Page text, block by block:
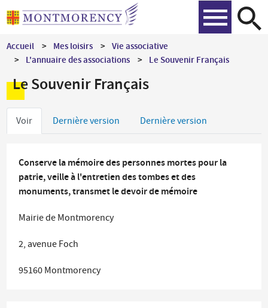
Aller
au
principal
Accueil Mes loisirs
Vie associative
L'annuaire des associations
Le Souvenir Français
Le Souvenir Français
Onglets
Voir Dernière version Dernière version
Conserve la mémoire des personnes mortes pour la
patrie, veille à l'entretien des tombes et des
monuments, transmet le devoir de mémoire
Mairie de Montmorency
2, avenue Foch
95160 Montmorency